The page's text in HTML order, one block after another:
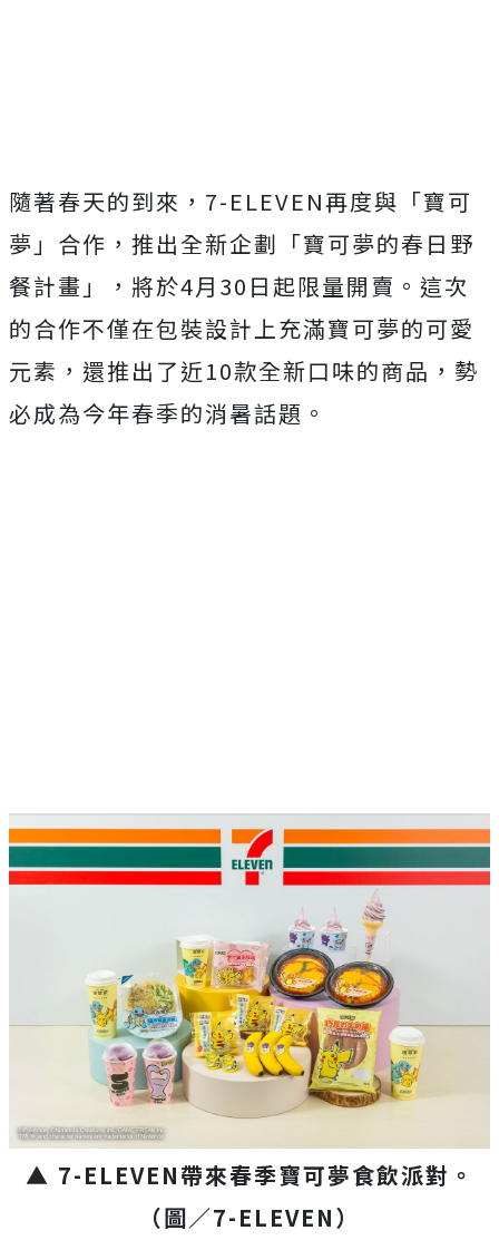
隨著春天的到來，7-ELEVEN再度與「寶可
夢」合作，推出全新企劃「寶可夢的春日野
餐計畫」，將於4月30日起限量開賣。這次
的合作不僅在包裝設計上充滿寶可夢的可愛
元素，還推出了近10款全新口味的商品，勢
必成為今年春季的消暑話題。
▲ 7-ELEVEN帶來春季寶可夢食飲派對。
（圖／7-ELEVEN）